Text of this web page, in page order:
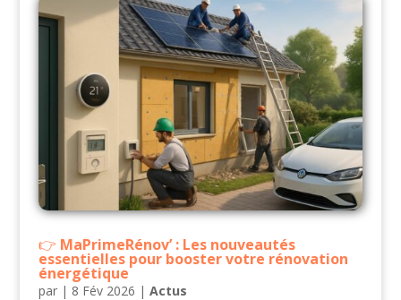
MaPrimeRénov’ : Les nouveautés
essentielles pour booster votre rénovation
énergétique
par | 8 Fév 2026 | Actus